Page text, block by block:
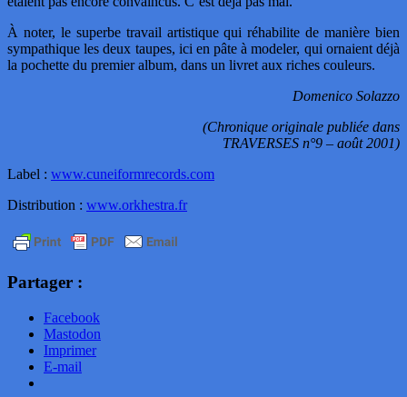
À noter, le superbe travail artistique qui réhabilite de manière bien
sympathique les deux taupes, ici en pâte à modeler, qui ornaient déjà
la pochette du premier album, dans un livret aux riches couleurs.
Domenico Solazzo
(Chronique originale publiée dans
TRAVERSES n°9 – août 2001)
Label : www.cuneiformrecords.com
Distribution : www.orkhestra.fr
Partager :
Facebook
Mastodon
Imprimer
E-mail